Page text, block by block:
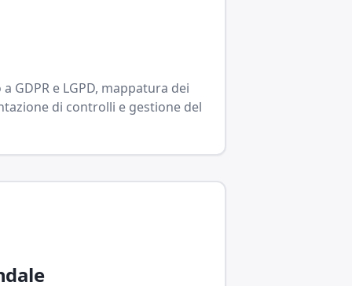
GDPR e LGPD, mappatura dei
di controlli e gestione del